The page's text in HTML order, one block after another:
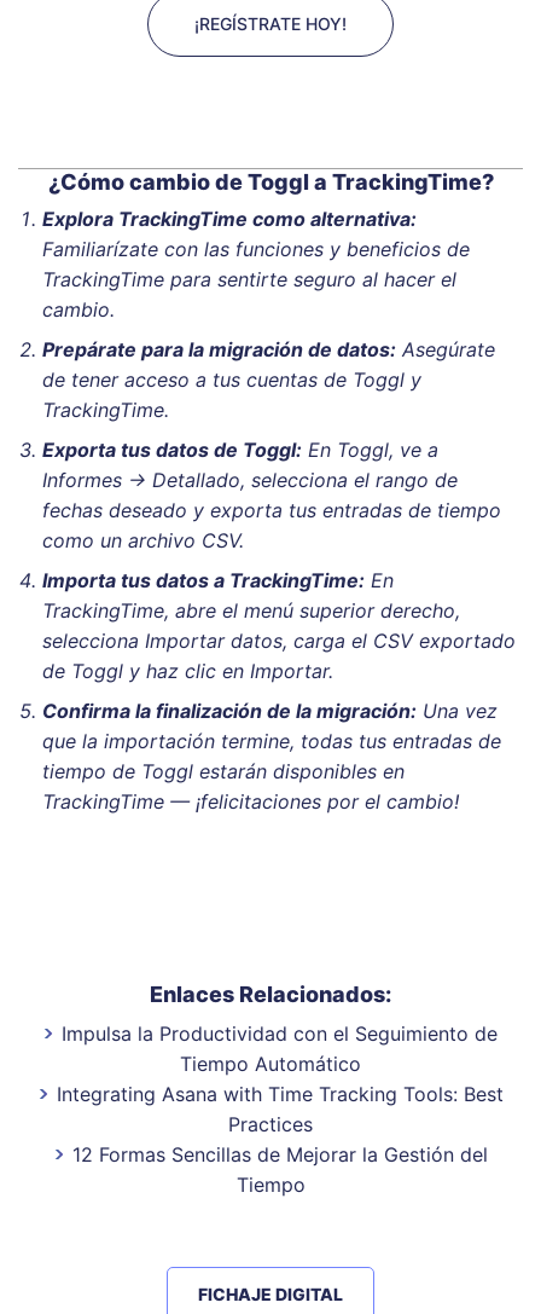
¡REGÍSTRATE HOY!
¿Cómo cambio de Toggl a TrackingTime?
Explora TrackingTime como alternativa:
Familiarízate con las funciones y beneficios de
TrackingTime para sentirte seguro al hacer el
cambio.
Prepárate para la migración de datos: Asegúrate
de tener acceso a tus cuentas de Toggl y
TrackingTime.
Exporta tus datos de Toggl: En Toggl, ve a
Informes → Detallado, selecciona el rango de
fechas deseado y exporta tus entradas de tiempo
como un archivo CSV.
Importa tus datos a TrackingTime: En
TrackingTime, abre el menú superior derecho,
selecciona Importar datos, carga el CSV exportado
de Toggl y haz clic en Importar.
Confirma la finalización de la migración: Una vez
que la importación termine, todas tus entradas de
tiempo de Toggl estarán disponibles en
TrackingTime — ¡felicitaciones por el cambio!
Enlaces Relacionados:
Impulsa la Productividad con el Seguimiento de
Tiempo Automático
Integrating Asana with Time Tracking Tools: Best
Practices
12 Formas Sencillas de Mejorar la Gestión del
Tiempo
FICHAJE DIGITAL